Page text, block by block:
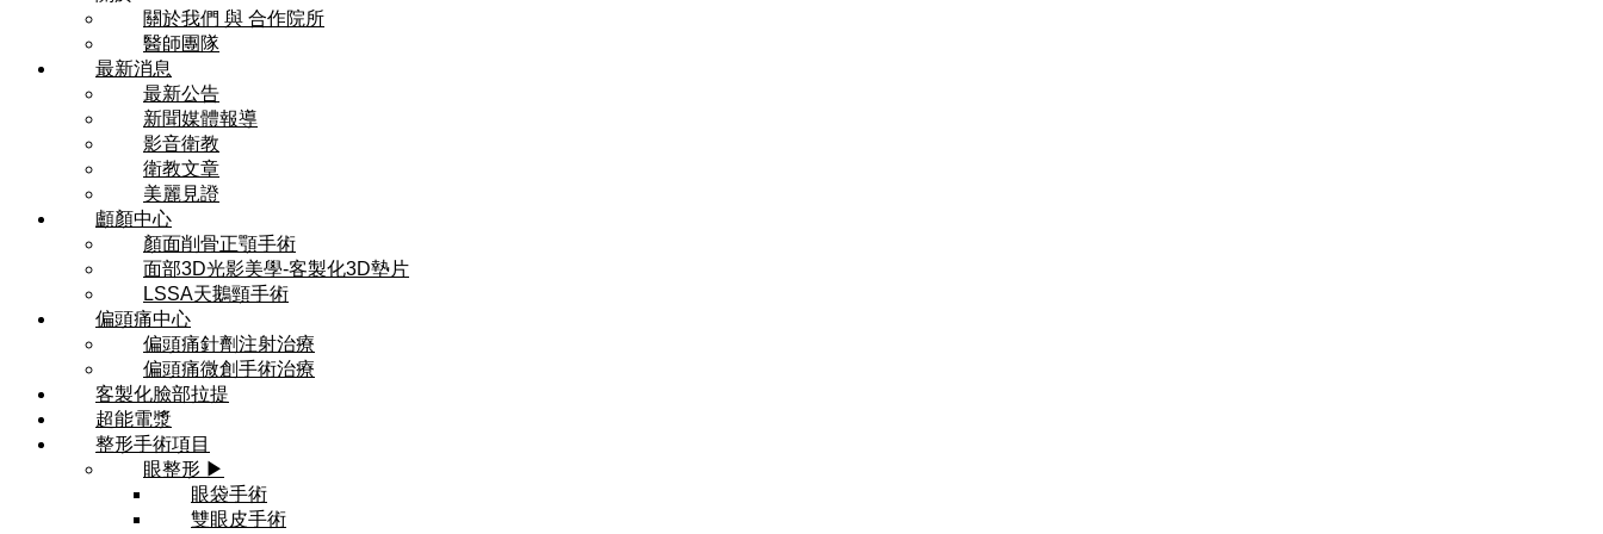
關於我們 與 合作院所
醫師團隊
最新消息
最新公告
新聞媒體報導
影音衛教
衛教文章
美麗見證
顱顏中心
顏面削骨正顎手術
面部3D光影美學-客製化3D墊片
LSSA天鵝頸手術
偏頭痛中心
偏頭痛針劑注射治療
偏頭痛微創手術治療
客製化臉部拉提
超能電漿
整形手術項目
眼整形 ▶
眼袋手術
雙眼皮手術